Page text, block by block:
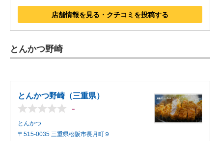
店舗情報を見る・クチコミを投稿する
とんかつ野崎
とんかつ野崎（三重県）
-
とんかつ
〒515-0035 三重県松阪市長月町９